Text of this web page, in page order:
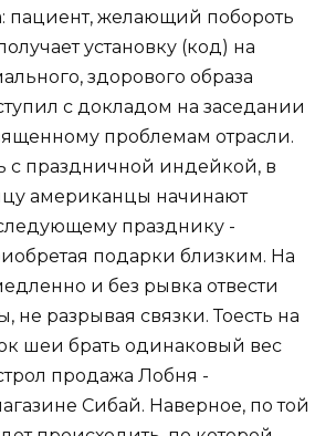
пациент, желающий побороть
установку (код) на
здорового образа
с докладом на заседании
проблемам отрасли.
с праздничной индейкой, в
американцы начинают
празднику -
подарки близким. На
и без рывка отвести
не разрывая связки. Тоесть на
шеи брать одинаковый вес
продажа Лобня -
Сибай. Наверное, по той